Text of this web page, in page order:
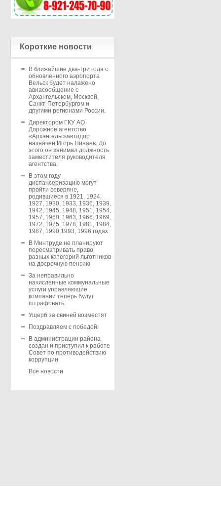
Короткие новости
В ближайшие два-три года с
обновленного аэропорта
Вельск будет налажено
авиасообщение с
Архангельском, Москвой,
Санкт-Петербургом и
другими регионами России.
Директором ГКУ АО
Дорожное агентство
«Архангельскавтодор
назначен Игорь Пинаев. До
этого он занимал должность
заместителя руководителя
агентства.
В этом году
диспансеризацию могут
пройти северяне,
родившиеся в 1921, 1924,
1927, 1930, 1933, 1936, 1939,
1942, 1945, 1948, 1951, 1954,
1957, 1960, 1963, 1966, 1969,
1972, 1975, 1978, 1981, 1984,
1987, 1990,1993, 1996 годах
В Минтруде не планируют
пересматривать право
разных категорий льготников
на досрочную пенсию
За неправильно
начисленные коммунальные
услуги управляющие
компании теперь будут
штрафовать
Ущерб за свиней возместят
Поздравляем с победой!
В администрации района
создан и приступил к работе
Совет по противодействию
коррупции.
Все новости